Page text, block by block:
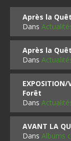
Après la
Dans
Après la
Dans
Forêt
Dans
AVANT LA
Dans Albums